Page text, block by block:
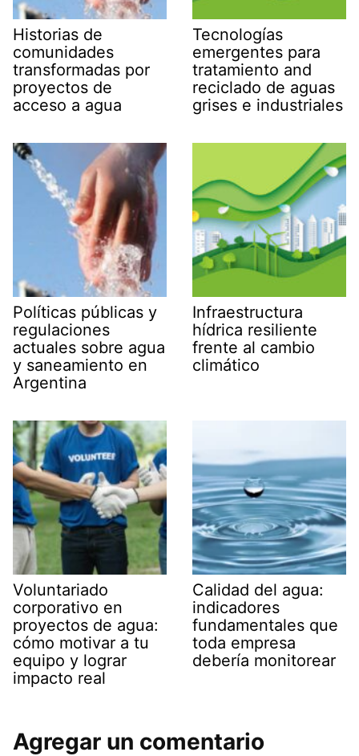
Historias de
comunidades
transformadas por
proyectos de
acceso a agua
Tecnologías
emergentes para
tratamiento and
reciclado de aguas
grises e industriales
Políticas públicas y
regulaciones
actuales sobre agua
y saneamiento en
Argentina
Infraestructura
hídrica resiliente
frente al cambio
climático
Voluntariado
corporativo en
proyectos de agua:
cómo motivar a tu
equipo y lograr
impacto real
Calidad del agua:
indicadores
fundamentales que
toda empresa
debería monitorear
Agregar un comentario